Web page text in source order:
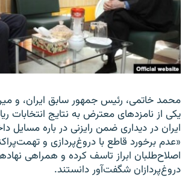
به ما بپیوندید
محمد خاتمى، رئیس جمهور سابق ایران، و
یکى از نامزدهاى معترض به نتایج انتخابات
ایران در دیدارى ضمن رایزنى در باره مسایل
«عدم برخورد قاطع با دروغ‌پردازى و
اصلاح‌طلبان ابراز تاسف کرده و همراهی
دروغ‌پردازان شگفت‌آور دانستند.